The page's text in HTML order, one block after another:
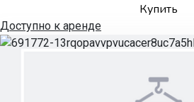
Купить
Доступно к аренде